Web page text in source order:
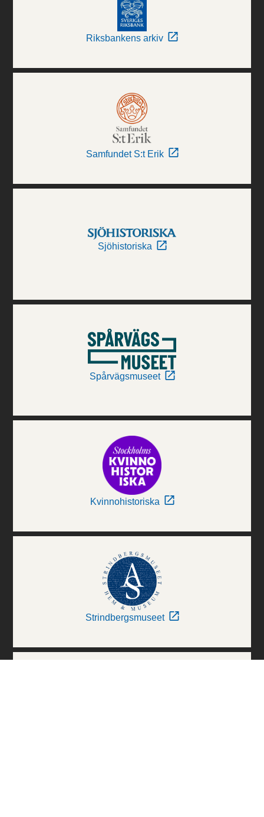
Riksbankens arkiv
Samfundet S:t Erik
Sjöhistoriska
Spårvägsmuseet
Kvinnohistoriska
Strindbergsmuseet